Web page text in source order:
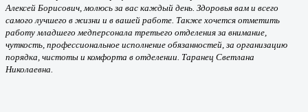
Алексей Борисович, молюсь за вас каждый день. Здоровья вам и всего
самого лучшего в жизни и в вашей работе. Также хочется отметить
работу младшего медперсонала третьего отделения за внимание,
чуткость, профессиональное исполнение обязанностей, за организацию
порядка, чистоты и комфорта в отделении. Таранец Светлана
Николаевна.